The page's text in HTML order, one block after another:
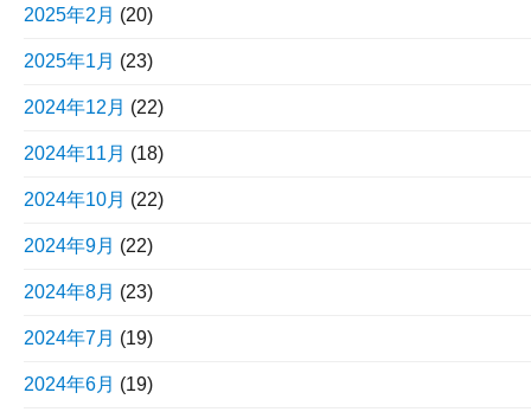
2025年2月 (20)
2025年1月 (23)
2024年12月 (22)
2024年11月 (18)
2024年10月 (22)
2024年9月 (22)
2024年8月 (23)
2024年7月 (19)
2024年6月 (19)